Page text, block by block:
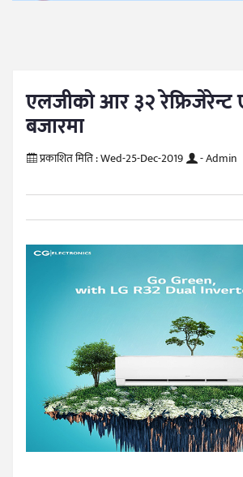
एलजीको आर ३२ रेफ्रिजेरेन्ट
बजारमा
प्रकाशित मिति :Wed-25-Dec-2019 - Admin